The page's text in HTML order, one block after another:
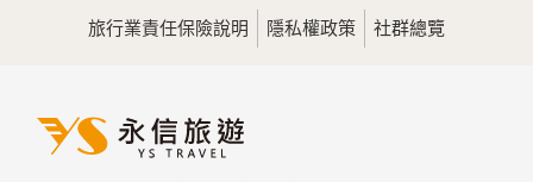
為提供精確的服務，我們會將收集的問卷調查內容進行統計與
分析，分析結果之統計數據或說明文字呈現，除供內部研究
三、資料之保護
旅行業責任保險說明 隱私權政策 社群總覽